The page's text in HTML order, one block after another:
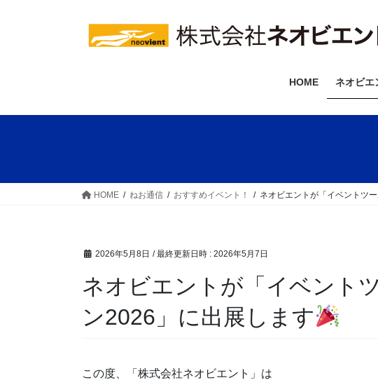
HOME ネオビエ
HOME ねお通信 おすすめイベント！ ネオビエントが「イベントツ
2026年5月8日 / 最終更新日時 : 2026年5月7日
ネオビエントが「イベントツールウエストジャパ
ン2026」に出展します
この度、「株式会社ネオビエント」は